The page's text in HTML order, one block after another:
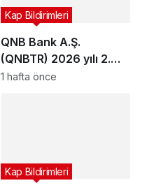
QNB Bank A.Ş.
(QNBTR) 2026 yılı 2.
çeyrek bilançosunu
Kap Bildirimleri
1 hafta önce
Kap Bildirimleri